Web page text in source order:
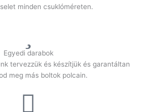
minden csuklóméreten.
Egyedi darabok
tervezzük és készítjük és garantáltan
meg más boltok polcain.